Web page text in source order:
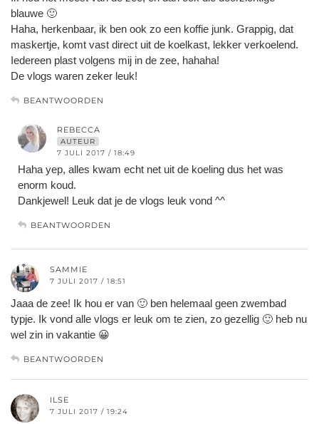
blauwe 🙂
Haha, herkenbaar, ik ben ook zo een koffie junk. Grappig, dat
maskertje, komt vast direct uit de koelkast, lekker verkoelend.
Iedereen plast volgens mij in de zee, hahaha!
De vlogs waren zeker leuk!
BEANTWOORDEN
REBECCA
AUTEUR
7 JULI 2017 / 18:49
Haha yep, alles kwam echt net uit de koeling dus het was
enorm koud.
Dankjewel! Leuk dat je de vlogs leuk vond ^^
BEANTWOORDEN
SAMMIE
7 JULI 2017 / 18:51
Jaaa de zee! Ik hou er van 🙂 ben helemaal geen zwembad
typje. Ik vond alle vlogs er leuk om te zien, zo gezellig 🙂 heb nu
wel zin in vakantie 😀
BEANTWOORDEN
ILSE
7 JULI 2017 / 19:24